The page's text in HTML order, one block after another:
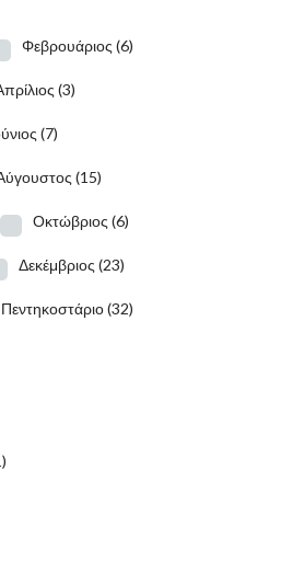
Φεβρουάριος (6)
(3)
(7)
(15)
Οκτώβριος (6)
Δεκέμβριος (23)
Πεντηκοστάριο(32)